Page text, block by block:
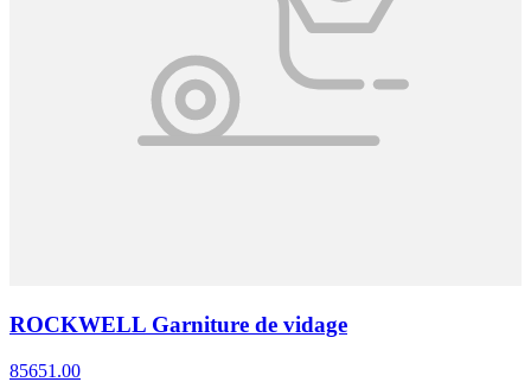
ROCKWELL Garniture de vidage
85651.00